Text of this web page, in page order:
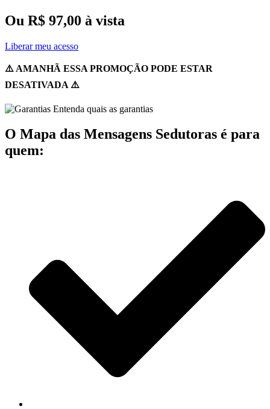
Ou R$ 97,00 à vista
Liberar meu acesso
⚠️ AMANHÃ ESSA PROMOÇÃO PODE ESTAR
DESATIVADA ⚠️
O Mapa das Mensagens Sedutoras é para
quem: